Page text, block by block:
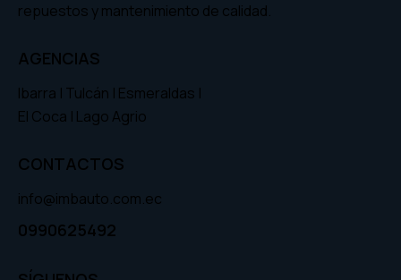
repuestos y mantenimiento de calidad.
AGENCIAS
Ibarra | Tulcán | Esmeraldas |
El Coca | Lago Agrio
CONTACTOS
info@imbauto.com.ec
0990625492